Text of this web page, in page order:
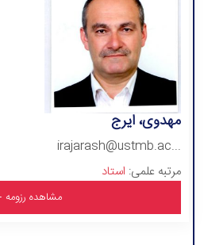
مهدوی، ایرج
irajarash@ustmb.ac...
مرتبه علمی: استاد
مشاهده رزومه